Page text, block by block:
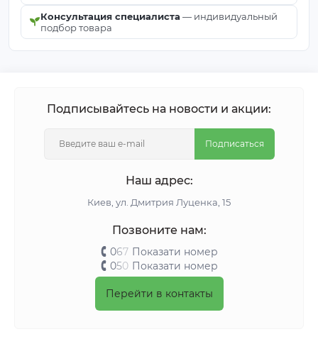
Консультация специалиста — индивидуальный
подбор товара
Подписывайтесь на новости и акции:
Подписаться
Наш адрес:
Киeв, ул. Дмитрия Луценка, 15
Позвоните нам:
067 Показати номер
050 Показати номер
Перейти в контакты